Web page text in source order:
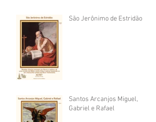
São Jerônimo de Estridão
Santos Arcanjos Miguel,
Gabriel e Rafael